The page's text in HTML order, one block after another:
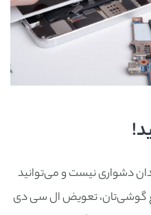
دشواری نیست و می‌توانید
گوشی‌تان، تعویض ال سی دی